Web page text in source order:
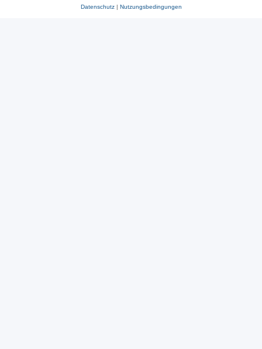
Datenschutz| Nutzungsbedingungen